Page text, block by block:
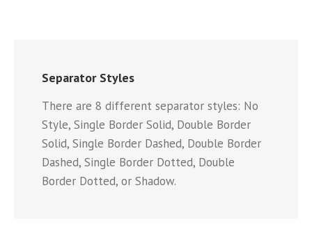
Separator Styles
There are 8 different separator styles: No
Style, Single Border Solid, Double Border
Solid, Single Border Dashed, Double Border
Dashed, Single Border Dotted, Double
Border Dotted, or Shadow.